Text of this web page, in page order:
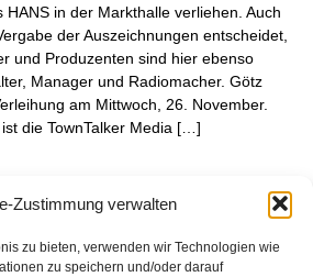
Zustimmung verwalten
zu bieten, verwenden wir Technologien wie
zu speichern und/oder darauf
HANS in der Markthalle verliehen. Auch
der Auszeichnungen entscheidet,
und Produzenten sind hier ebenso
Manager und Radiomacher. Götz
am Mittwoch, 26. November.
die TownTalker Media […]